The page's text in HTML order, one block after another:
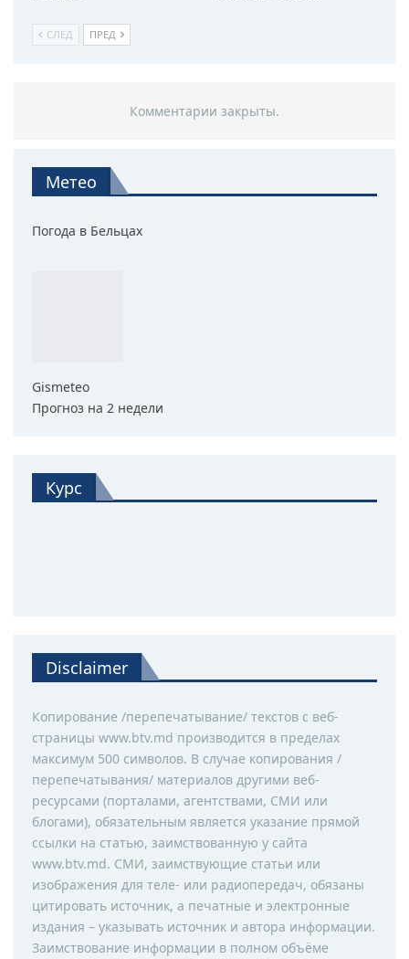
СЛЕД ПРЕД
Комментарии закрыты.
Метео
Погода в Бельцах
Gismeteo
Прогноз на 2 недели
Курс
Disclaimer
Копирование /перепечатывание/ текстов с веб-
страницы www.btv.md производится в пределах
максимум 500 символов. В случае копирования /
перепечатывания/ материалов другими веб-
ресурсами (порталами, агентствами, СМИ или
блогами), обязательным является указание прямой
ссылки на статью, заимствованную у сайта
www.btv.md. СМИ, заимствующие статьи или
изображения для теле- или радиопередач, обязаны
цитировать источник, а печатные и электронные
издания – указывать источник и автора информации.
Заимствование информации в полном объёме